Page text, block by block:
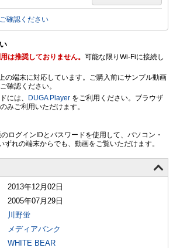
確認ください
は推奨しておりません。 可能な限りWi-Fiに接続し
の端末に対応しています。ご購入前にサンプル動画
確認ください。
には、 DUGA Player をご利用ください。ブラウザ
みご利用いただけます。
ログインIDとパスワードを使用して、パソコン・
ずれの端末からでも、動画をご覧いただけます。
2013年12月02日
2005年07月29日
川野蛍
メディアバンク
WHITE BEAR